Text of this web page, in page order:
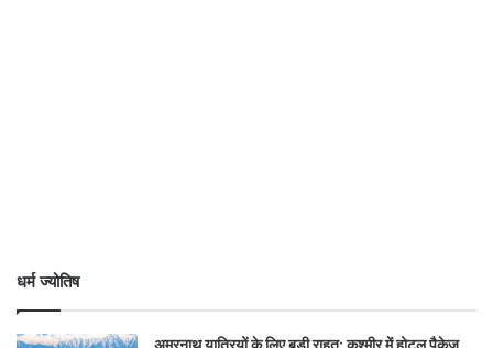
धर्म ज्योतिष
अमरनाथ यात्रियों के लिए बड़ी राहत: कश्मीर में होटल पैकेज